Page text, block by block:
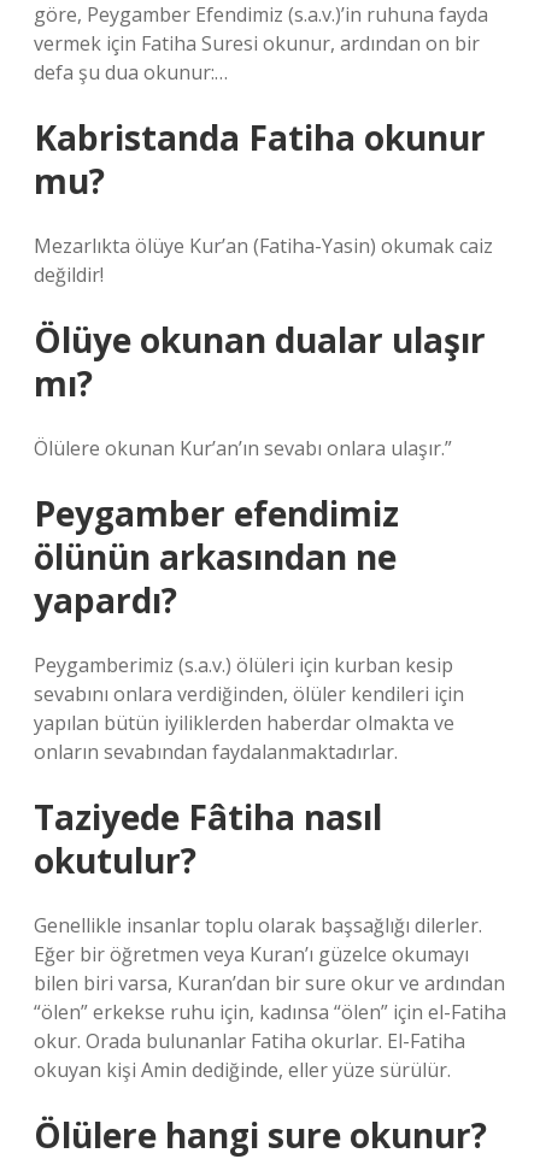
göre, Peygamber Efendimiz (s.a.v.)’in ruhuna fayda
vermek için Fatiha Suresi okunur, ardından on bir
defa şu dua okunur:…
Kabristanda Fatiha okunur
mu?
Mezarlıkta ölüye Kur’an (Fatiha-Yasin) okumak caiz
değildir!
Ölüye okunan dualar ulaşır
mı?
Ölülere okunan Kur’an’ın sevabı onlara ulaşır.”
Peygamber efendimiz
ölünün arkasından ne
yapardı?
Peygamberimiz (s.a.v.) ölüleri için kurban kesip
sevabını onlara verdiğinden, ölüler kendileri için
yapılan bütün iyiliklerden haberdar olmakta ve
onların sevabından faydalanmaktadırlar.
Taziyede Fâtiha nasıl
okutulur?
Genellikle insanlar toplu olarak başsağlığı dilerler.
Eğer bir öğretmen veya Kuran’ı güzelce okumayı
bilen biri varsa, Kuran’dan bir sure okur ve ardından
“ölen” erkekse ruhu için, kadınsa “ölen” için el-Fatiha
okur. Orada bulunanlar Fatiha okurlar. El-Fatiha
okuyan kişi Amin dediğinde, eller yüze sürülür.
Ölülere hangi sure okunur?